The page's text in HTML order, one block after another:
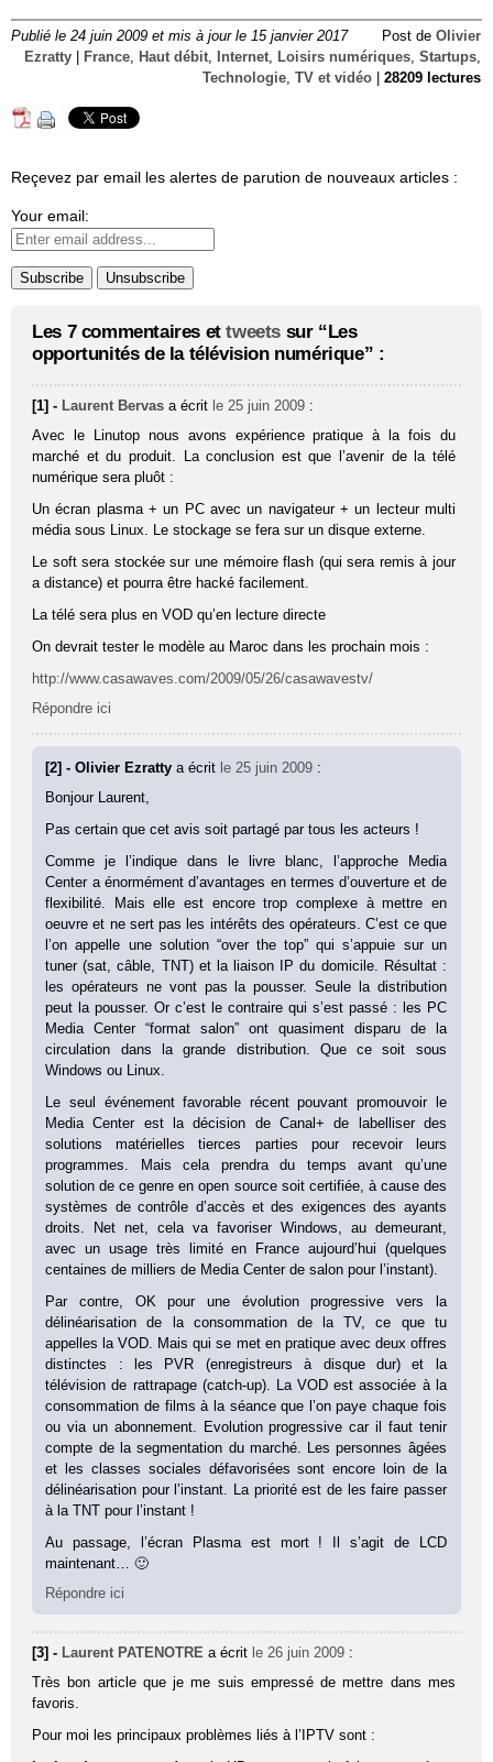
Publié le 24 juin 2009 et mis à jour le 15 janvier 2017 Post de Olivier
Ezratty
France, Haut débit, Internet, Loisirs numériques, Startups,
Technologie, TV et vidéo 28209 lectures
Reçevez par email les alertes de parution de nouveaux articles :
Your email:
Les 7 commentaires ettweets sur “Les
opportunités de la télévision numérique” :
[1] - Laurent Bervas a écrit le 25 juin 2009 :
Avec le Linutop nous avons expérience pratique à la fois du
marché et du produit. La conclusion est que l’avenir de la télé
numérique sera pluôt :
Un écran plasma + un PC avec un navigateur + un lecteur multi
média sous Linux. Le stockage se fera sur un disque externe.
Le soft sera stockée sur une mémoire flash (qui sera remis à jour
a distance) et pourra être hacké facilement.
La télé sera plus en VOD qu’en lecture directe
On devrait tester le modèle au Maroc dans les prochain mois :
http://www.casawaves.com/2009/05/26/casawavestv/
Répondre ici
[2] - Olivier Ezrattya écrit le 25 juin 2009 :
Bonjour Laurent,
Pas certain que cet avis soit partagé par tous les acteurs !
Comme je l’indique dans le livre blanc, l’approche Media
Center a énormément d’avantages en termes d’ouverture et de
flexibilité. Mais elle est encore trop complexe à mettre en
oeuvre et ne sert pas les intérêts des opérateurs. C’est ce que
l’on appelle une solution “over the top” qui s’appuie sur un
tuner (sat, câble, TNT) et la liaison IP du domicile. Résultat :
les opérateurs ne vont pas la pousser. Seule la distribution
peut la pousser. Or c’est le contraire qui s’est passé : les PC
Media Center “format salon” ont quasiment disparu de la
circulation dans la grande distribution. Que ce soit sous
Windows ou Linux.
Le seul événement favorable récent pouvant promouvoir le
Media Center est la décision de Canal+ de labelliser des
solutions matérielles tierces parties pour recevoir leurs
programmes. Mais cela prendra du temps avant qu’une
solution de ce genre en open source soit certifiée, à cause des
systèmes de contrôle d’accès et des exigences des ayants
droits. Net net, cela va favoriser Windows, au demeurant,
avec un usage très limité en France aujourd’hui (quelques
centaines de milliers de Media Center de salon pour l’instant).
Par contre, OK pour une évolution progressive vers la
délinéarisation de la consommation de la TV, ce que tu
appelles la VOD. Mais qui se met en pratique avec deux offres
distinctes : les PVR (enregistreurs à disque dur) et la
télévision de rattrapage (catch-up). La VOD est associée à la
consommation de films à la séance que l’on paye chaque fois
ou via un abonnement. Evolution progressive car il faut tenir
compte de la segmentation du marché. Les personnes âgées
et les classes sociales défavorisées sont encore loin de la
délinéarisation pour l’instant. La priorité est de les faire passer
à la TNT pour l’instant !
Au passage, l’écran Plasma est mort ! Il s’agit de LCD
maintenant… 🙂
Répondre ici
[3] - Laurent PATENOTRE a écrit le 26 juin 2009 :
Très bon article que je me suis empressé de mettre dans mes
favoris.
Pour moi les principaux problèmes liés à l’IPTV sont :